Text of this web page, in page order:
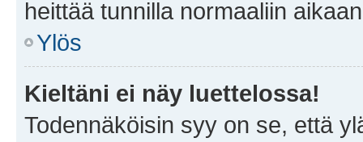
heittää tunnilla normaaliin
Ylös
Kieltäni ei näy luettelossa!
Todennäköisin syy on se, että